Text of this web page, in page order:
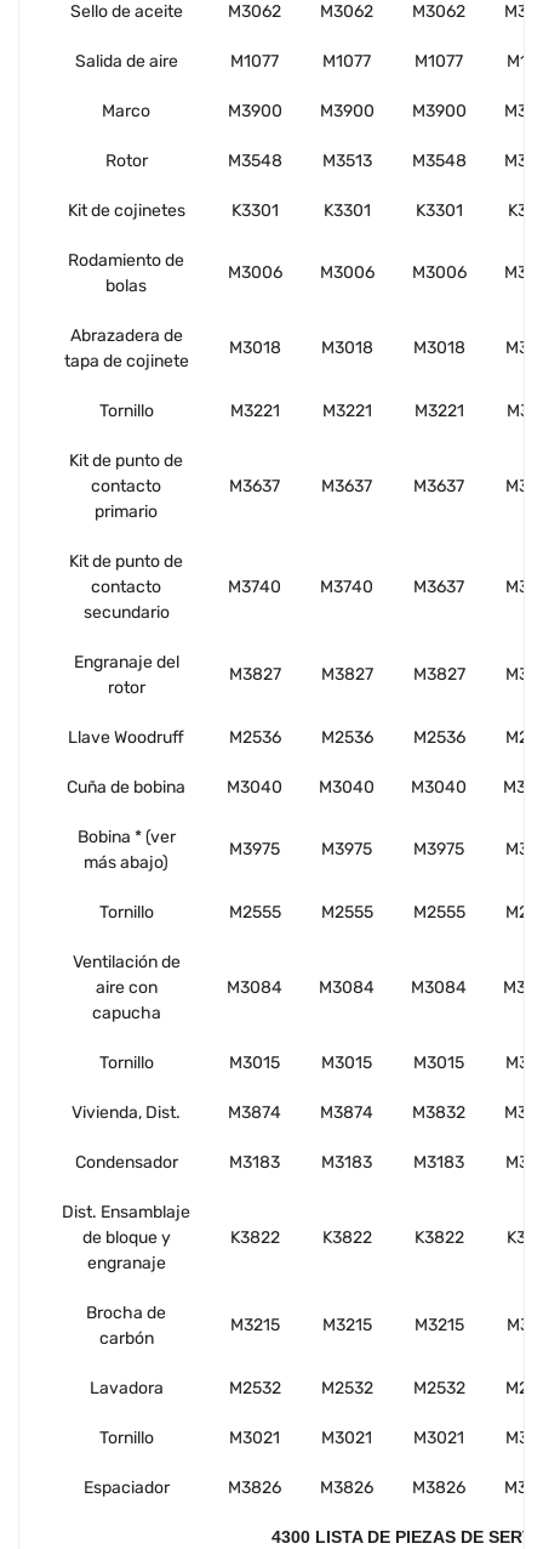
Sello de aceite M3062 M3062 M3062
Salida de aire M1077 M1077 M1077
Marco M3900 M3900 M3900
Rotor M3548 M3513 M3548
Kit de cojinetes K3301 K3301 K3301
Rodamiento de
bolas
M3006 M3006 M3006
Abrazadera de
tapa de cojinete
M3018 M3018 M3018
Tornillo M3221 M3221 M3221
Kit de punto de
contacto
primario
M3637 M3637 M3637
Kit de punto de
contacto
secundario
M3740 M3740 M3637
Engranaje del
rotor
M3827 M3827 M3827
Llave Woodruff M2536 M2536 M2536
Cuña de bobina M3040 M3040 M3040
Bobina * (ver
más abajo)
M3975 M3975 M3975
Tornillo M2555 M2555 M2555
Ventilación de
aire con
capucha
M3084 M3084 M3084
Tornillo M3015 M3015 M3015
Vivienda, Dist. M3874 M3874 M3832
Condensador M3183 M3183 M3183
Dist. Ensamblaje
de bloque y
engranaje
K3822 K3822 K3822
Brocha de
carbón
M3215 M3215 M3215
Lavadora M2532 M2532 M2532
Tornillo M3021 M3021 M3021
Espaciador M3826 M3826 M3826
4300 LISTA DE PIEZAS DE